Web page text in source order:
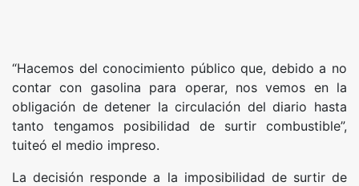
“Hacemos del conocimiento público que, debido a no
contar con gasolina para operar, nos vemos en la
obligación de detener la circulación del diario hasta
tanto tengamos posibilidad de surtir combustible”,
tuiteó el medio impreso.
La decisión responde a la imposibilidad de surtir de